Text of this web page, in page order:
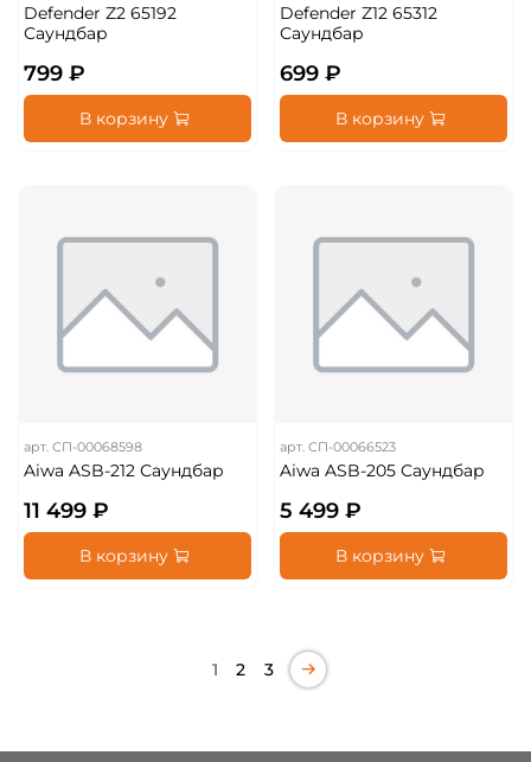
Defender Z2 65192
Саундбар
799 ₽
В корзину
Defender Z12 65312
Саундбар
699 ₽
В корзину
арт.СП-00068598
Aiwa ASB-212 Саундбар
11 499 ₽
В корзину
арт.СП-00066523
Aiwa ASB-205 Саундбар
5 499 ₽
В корзину
1 2 3